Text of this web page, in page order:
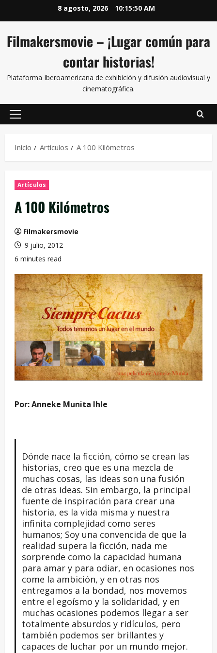
8 agosto, 2026 10:15:51 AM
Filmakersmovie – ¡Lugar común para
contar historias!
Plataforma Iberoamericana de exhibición y difusión audiovisual y
cinematográfica.
Inicio Artículos A 100 Kilómetros
Artículos
A 100 Kilómetros
Filmakersmovie
9 julio, 2012
6 minutes read
Por: Anneke Munita Ihle
Dónde nace la ficción, cómo se crean las
historias, creo que es una mezcla de
muchas cosas, las ideas son una fusión
de otras ideas. Sin embargo, la principal
fuente de inspiración para crear una
historia, es la vida misma y nuestra
infinita complejidad como seres
humanos; Soy una convencida de que la
realidad supera la ficción, nada me
sorprende como la capacidad humana
para amar y para odiar, en ocasiones nos
come la ambición, y en otras nos
entregamos a la bondad, nos movemos
entre el egoísmo y la solidaridad, y en
muchas ocasiones podemos llegar a ser
totalmente absurdos y ridículos, pero
también podemos ser brillantes y
capaces de luchar por un mundo mejor.